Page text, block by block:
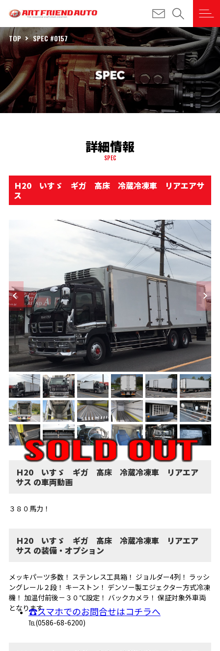
TOP SPEC #0157
詳細情報
SPEC
Ｈ20 いすゞ ギガ 高床 冷蔵冷凍車 リアエアサ
ス
Ｈ20 いすゞ ギガ 高床 冷蔵冷凍車 リアエア
サス の車両動画
３８０馬力！
Ｈ20 いすゞ ギガ 高床 冷蔵冷凍車 リアエア
サス の装備・オプション
メッキパーツ多数！ ステンレス工具箱！ ジョルダー4列！ ラッシ
ングレール２段！ キーストン！ デンソー製エジェクター方式冷凍
機！ 加温付前後－３０℃設定！ バックカメラ！ 保証対象外車両
となります☎スマホでのお問合せはコチラへ
℡(0586-68-6200)